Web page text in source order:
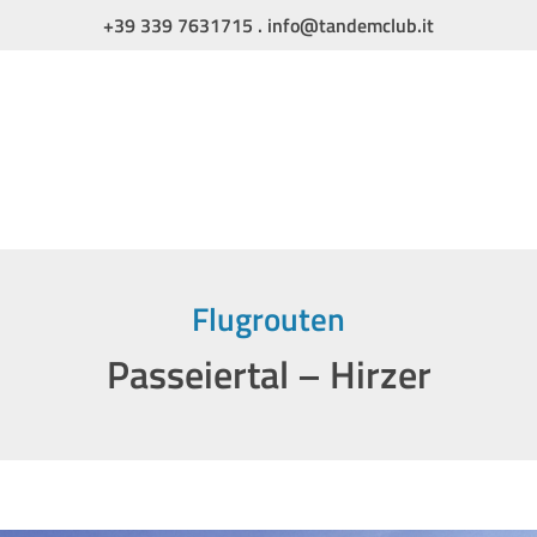
+39 339 7631715 . info@tandemclub.it
Flugrouten
Passeiertal – Hirzer